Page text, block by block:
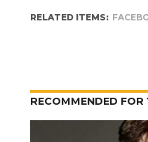
RELATED ITEMS:
RECOMMENDED FOR